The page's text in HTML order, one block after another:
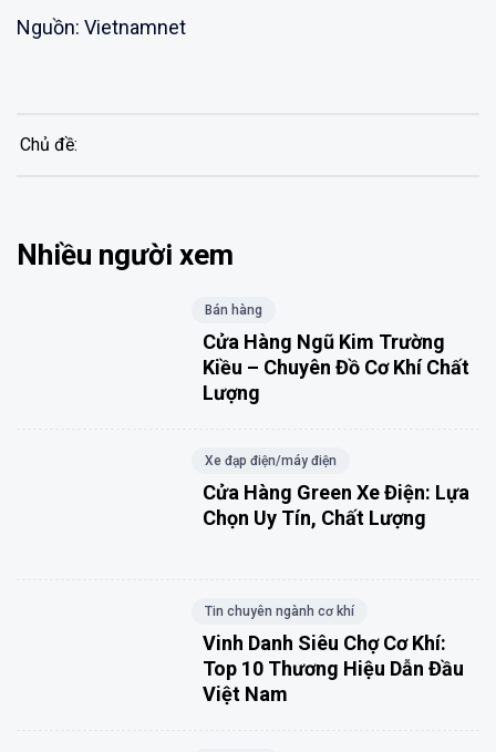
Nguồn: Vietnamnet
Chủ đề:
Nhiều người xem
Bán hàng
Cửa Hàng Ngũ Kim Trường
Kiều – Chuyên Đồ Cơ Khí Chất
Lượng
Xe đạp điện/máy điện
Cửa Hàng Green Xe Điện: Lựa
Chọn Uy Tín, Chất Lượng
Tin chuyên ngành cơ khí
Vinh Danh Siêu Chợ Cơ Khí:
Top 10 Thương Hiệu Dẫn Đầu
Việt Nam